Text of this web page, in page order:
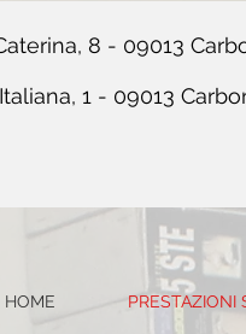
8 - 09013
1 - 09013
HOME PRESTAZIONI